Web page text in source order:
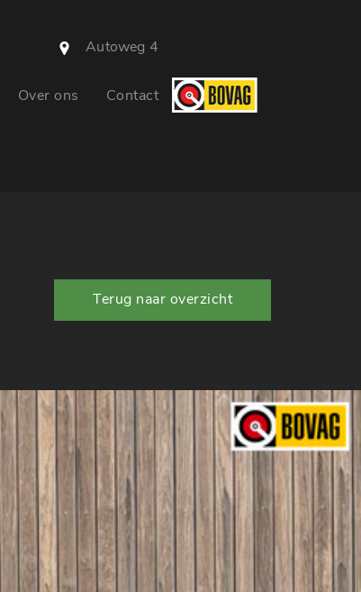
Autoweg 4
Over ons Contact
Terug naar overzicht